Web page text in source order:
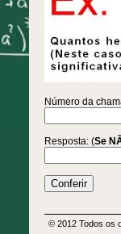
Número da
Resposta: (Se
© 2012 Todos os